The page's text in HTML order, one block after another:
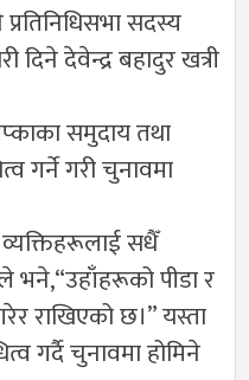
सदस्य
दिने देवेन्द्र बहादुर खत्री
समुदाय तथा
गर्ने गरी चुनावमा
सधैँ
भने,“उहाँहरूको पीडा र
राखिएको छ।” यस्ता
गर्दै चुनावमा होमिने